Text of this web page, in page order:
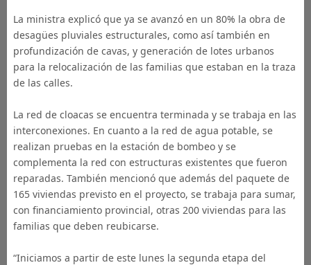
La ministra explicó que ya se avanzó en un 80% la obra de
desagües pluviales estructurales, como así también en
profundización de cavas, y generación de lotes urbanos
para la relocalización de las familias que estaban en la traza
de las calles.
La red de cloacas se encuentra terminada y se trabaja en las
interconexiones. En cuanto a la red de agua potable, se
realizan pruebas en la estación de bombeo y se
complementa la red con estructuras existentes que fueron
reparadas. También mencionó que además del paquete de
165 viviendas previsto en el proyecto, se trabaja para sumar,
con financiamiento provincial, otras 200 viviendas para las
familias que deben reubicarse.
“Iniciamos a partir de este lunes la segunda etapa del